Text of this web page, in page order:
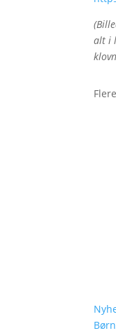
alt i